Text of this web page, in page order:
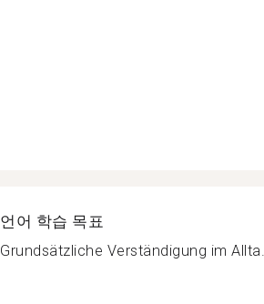
언어 학습 목표
Grundsätzliche Verständigung im